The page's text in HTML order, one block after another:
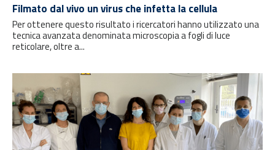
Filmato dal vivo un virus che infetta la cellula
Per ottenere questo risultato i ricercatori hanno utilizzato una
tecnica avanzata denominata microscopia a fogli di luce
reticolare, oltre a...